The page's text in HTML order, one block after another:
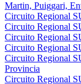
Martin, Puiggari,
Circuito Regional
Circuito Regional
Circuito Regional
Circuito Regional
Circuito Regional
Provincia
Circuito Regional